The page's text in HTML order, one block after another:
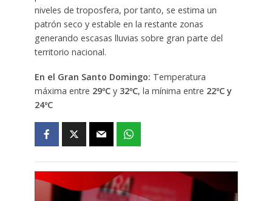
niveles de troposfera, por tanto, se estima un
patrón seco y estable en la restante zonas
generando escasas lluvias sobre gran parte del
territorio nacional.
En el Gran Santo Domingo: Temperatura
máxima entre 29ºCy 32ºC, la mínima entre 22ºC y
24ºC